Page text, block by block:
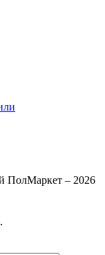
ПолМаркет – 2026